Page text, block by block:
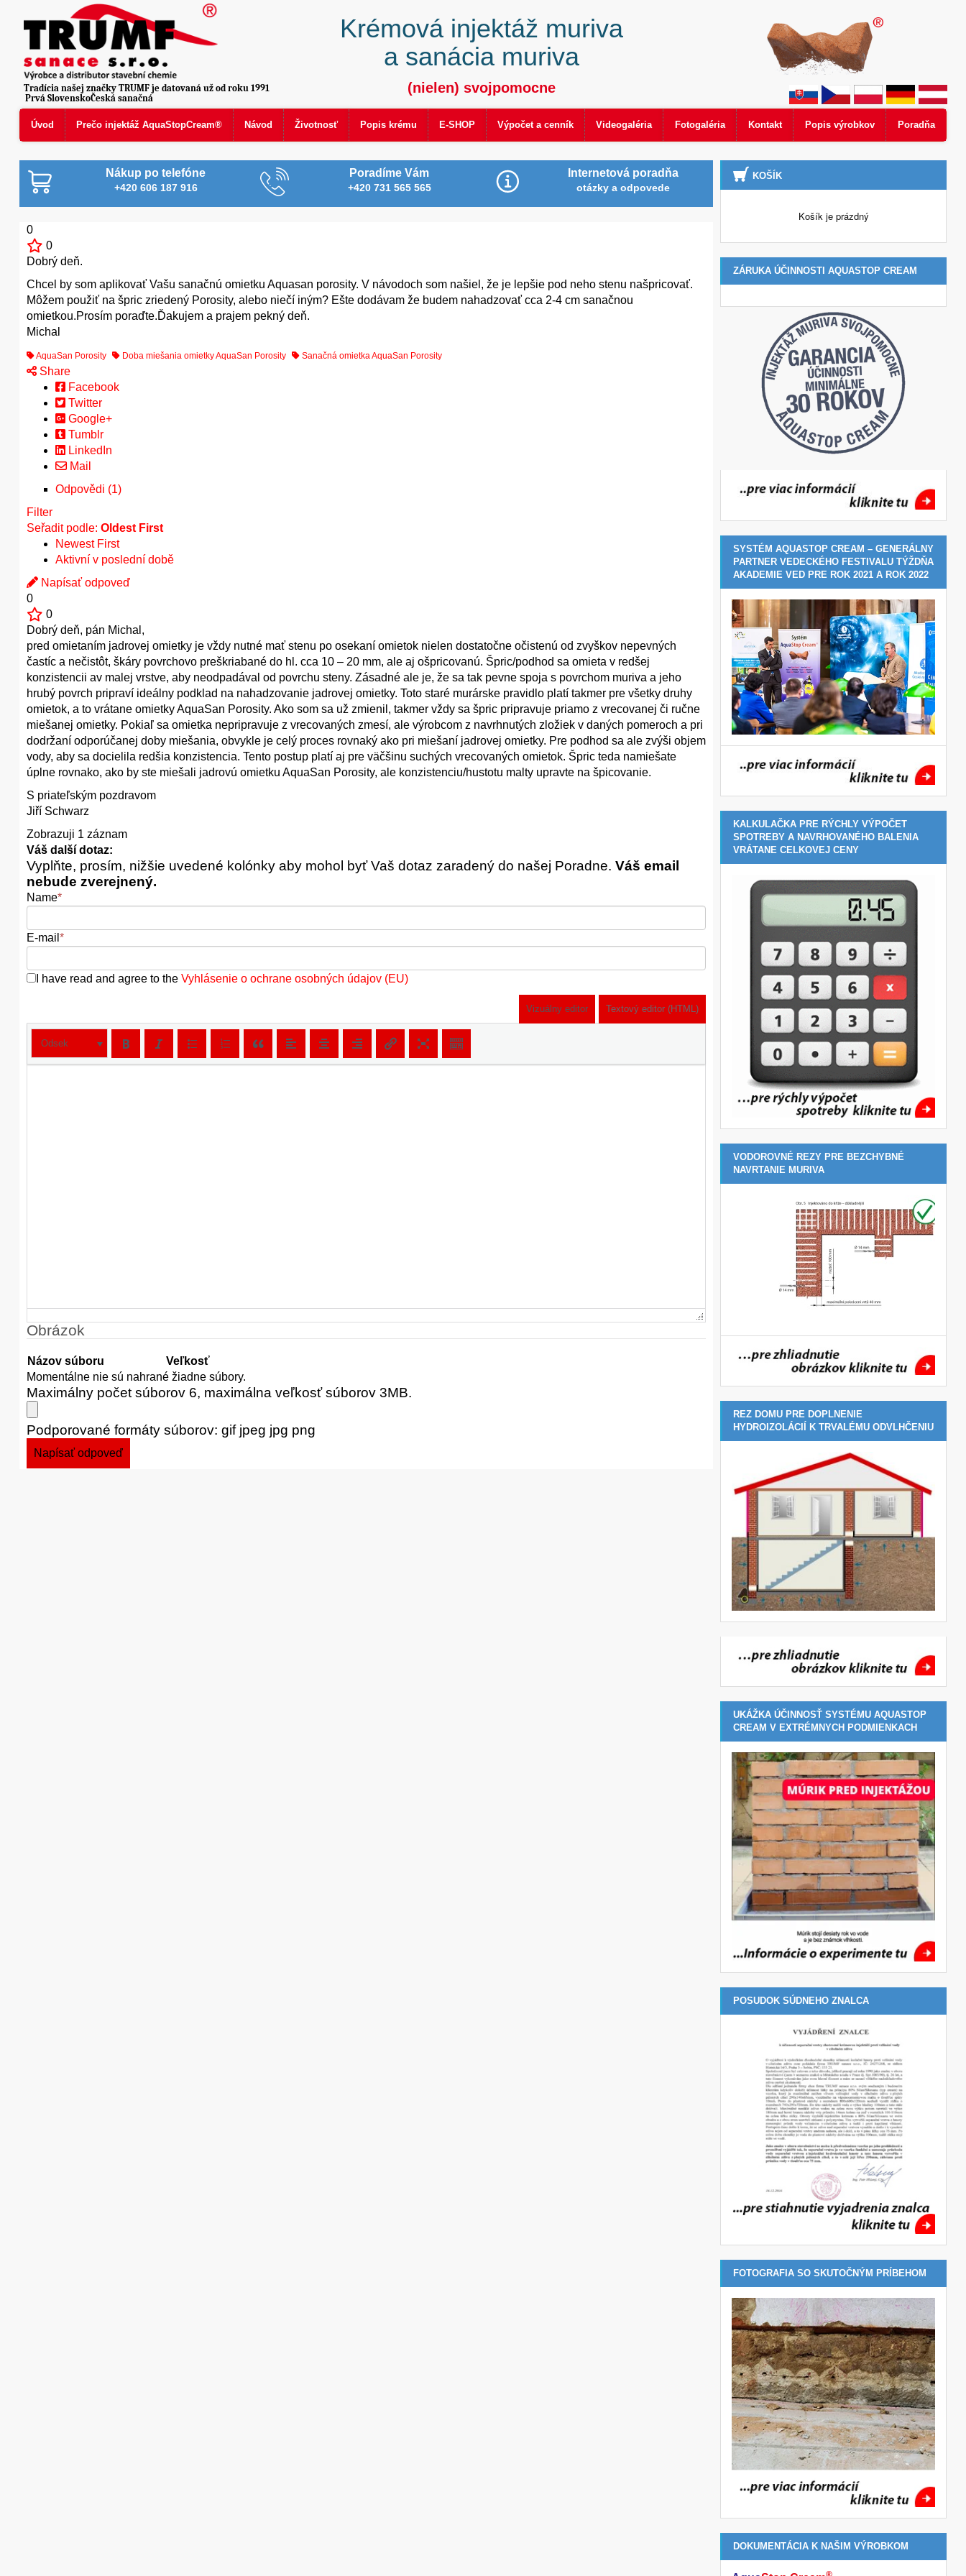
Úvod Prečo injektáž AquaStopCream® Návod Životnosť Popis krému E-SHOP Výpočet a cenník Videogaléria Fotogaléria Kontakt Popis výrobkov Poradňa
Prvá SlovenskoČeská sanačná
Krémová injektáž muriva
a sanácia muriva
(nielen) svojpomocne
Tradícia našej značky TRUMF je datovaná už od roku 1991
Nákup po telefóne
+420 606 187 916
Poradíme Vám
+420 731 565 565
Internetová poradňa
otázky a odpovede
0
0
Dobrý deň.
Chcel by som aplikovať Vašu sanačnú omietku Aquasan porosity. V návodoch som našiel, že je lepšie pod neho stenu našpricovať.
Môžem použiť na špric zriedený Porosity, alebo niečí iným? Ešte dodávam že budem nahadzovať cca 2-4 cm sanačnou
omietkou.Prosím poraďte.Ďakujem a prajem pekný deň.
Michal
AquaSan Porosity Doba miešania omietky AquaSan Porosity Sanačná omietka AquaSan Porosity
Share
Facebook
Twitter
Google+
Tumblr
LinkedIn
Mail
Odpovědi (1)
Filter
Seřadit podle: Oldest First
Newest First
Aktivní v poslední době
Napísať odpoveď
0
0
Dobrý deň, pán Michal,
pred omietaním jadrovej omietky je vždy nutné mať stenu po osekaní omietok nielen dostatočne očistenú od zvyškov nepevných
častíc a nečistôt, škáry povrchovo preškriabané do hl. cca 10 – 20 mm, ale aj ošpricovanú. Špric/podhod sa omieta v redšej
konzistencii av malej vrstve, aby neodpadával od povrchu steny. Zásadné ale je, že sa tak pevne spoja s povrchom muriva a jeho
hrubý povrch pripraví ideálny podklad na nahadzovanie jadrovej omietky. Toto staré murárske pravidlo platí takmer pre všetky druhy
omietok, a to vrátane omietky AquaSan Porosity. Ako som sa už zmienil, takmer vždy sa špric pripravuje priamo z vrecovanej či ručne
miešanej omietky. Pokiaľ sa omietka nepripravuje z vrecovaných zmesí, ale výrobcom z navrhnutých zložiek v daných pomeroch a pri
dodržaní odporúčanej doby miešania, obvykle je celý proces rovnaký ako pri miešaní jadrovej omietky. Pre podhod sa ale zvýši objem
vody, aby sa docielila redšia konzistencia. Tento postup platí aj pre väčšinu suchých vrecovaných omietok. Špric teda namiešate
úplne rovnako, ako by ste miešali jadrovú omietku AquaSan Porosity, ale konzistenciu/hustotu malty upravte na špicovanie.
S priateľským pozdravom
Jiří Schwarz
Zobrazuji 1 záznam
Váš další dotaz:
Vyplňte, prosím, nižšie uvedené kolónky aby mohol byť Vaš dotaz zaradený do našej Poradne. Váš email
nebude zverejnený.
Name*
E-mail *
I have read and agree to the Vyhlásenie o ochrane osobných údajov (EU)
Vizuálny editor Textový editor (HTML)
Odsek
Obrázok
Názov súboru
Veľkosť
Momentálne nie sú nahrané žiadne súbory.
Maximálny počet súborov 6, maximálna veľkosť súborov 3MB.
Podporované formáty súborov: gif jpeg jpg png
KOŠÍK
Košík je prázdný
ZÁRUKA ÚČINNOSTI AQUASTOP CREAM
SYSTÉM AQUASTOP CREAM – GENERÁLNY
PARTNER VEDECKÉHO FESTIVALU TÝŽDŇA
AKADEMIE VED PRE ROK 2021 A ROK 2022
KALKULAČKA PRE RÝCHLY VÝPOČET
SPOTREBY A NAVRHOVANÉHO BALENIA
VRÁTANE CELKOVEJ CENY
VODOROVNÉ REZY PRE BEZCHYBNÉ
NAVRTANIE MURIVA
REZ DOMU PRE DOPLNENIE
HYDROIZOLÁCIÍ K TRVALÉMU ODVLHČENIU
UKÁŽKA ÚČINNOSŤ SYSTÉMU AQUASTOP
CREAM V EXTRÉMNYCH PODMIENKACH
POSUDOK SÚDNEHO ZNALCA
FOTOGRAFIA SO SKUTOČNÝM PRÍBEHOM
DOKUMENTÁCIA K NAŠIM VÝROBKOM